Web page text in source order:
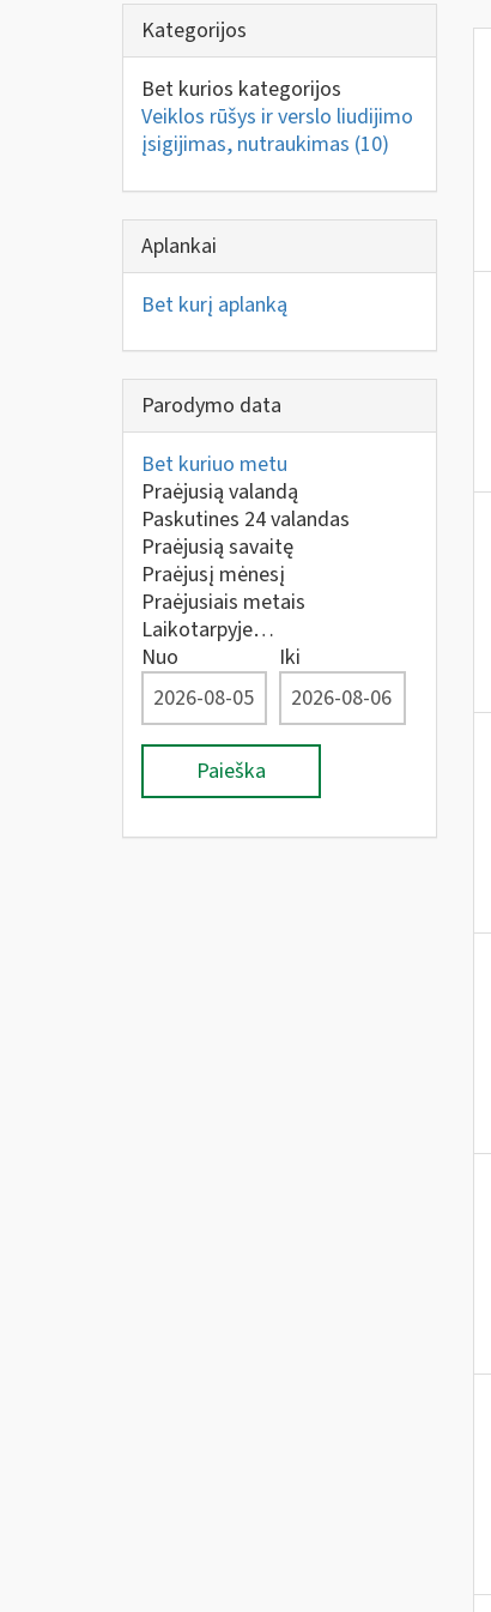
Kategorijos
Bet kurios kategorijos
Veiklos rūšys ir verslo liudijimo
įsigijimas, nutraukimas (10)
Aplankai
Bet kurį aplanką
Parodymo data
Bet kuriuo metu
Praėjusią valandą
Paskutines 24 valandas
Praėjusią savaitę
Praėjusį mėnesį
Praėjusiais metais
Laikotarpyje…
Nuo
Iki
Paieška